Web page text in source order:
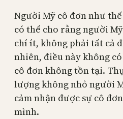
Người Mỹ cô đơn như
có thể cho rằng người
chí ít, không phải tất cả
nhiên, điều này không
cô đơn không tồn tại.
lượng không nhỏ người
cảm nhận được sự cô
mình.